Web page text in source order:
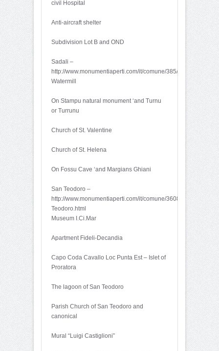
civil Hospital
Anti-aircraft shelter
Subdivision Lot B and OND
Sadali –
http://www.monumentiaperti.com/it/comune/385/Sadali.html
Watermill
On Stampu natural monument ‘and Turnu
or Turrunu
Church of St. Valentine
Church of St. Helena
On Fossu Cave ‘and Margians Ghiani
San Teodoro –
http://www.monumentiaperti.com/it/comune/3608/San-
Teodoro.html
Museum I.Ci.Mar
Apartment Fideli-Decandia
Capo Coda Cavallo Loc Punta Est – Islet of
Proratora
The lagoon of San Teodoro
Parish Church of San Teodoro and
canonical
Mural “Luigi Castiglioni”